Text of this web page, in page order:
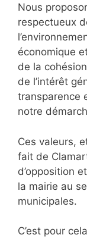
Nous
respectueux
économique
de la
de l’intérêt
transparence
notre
Ces valeurs,
fait de
d’opposition
la mairie au
municipales.
C’est pour